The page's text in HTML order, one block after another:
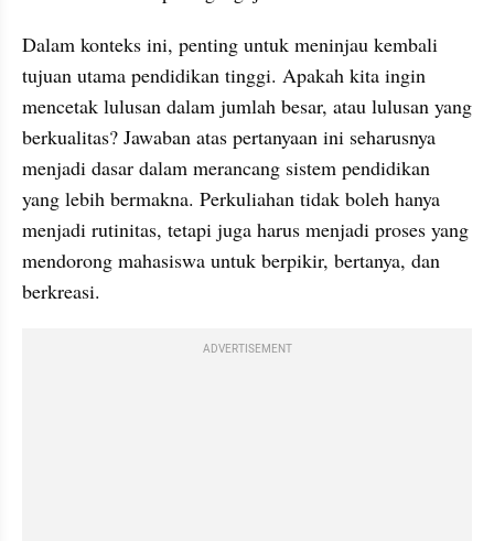
Dalam konteks ini, penting untuk meninjau kembali
tujuan utama pendidikan tinggi. Apakah kita ingin
mencetak lulusan dalam jumlah besar, atau lulusan yang
berkualitas? Jawaban atas pertanyaan ini seharusnya
menjadi dasar dalam merancang sistem pendidikan
yang lebih bermakna. Perkuliahan tidak boleh hanya
menjadi rutinitas, tetapi juga harus menjadi proses yang
mendorong mahasiswa untuk berpikir, bertanya, dan
berkreasi.
ADVERTISEMENT